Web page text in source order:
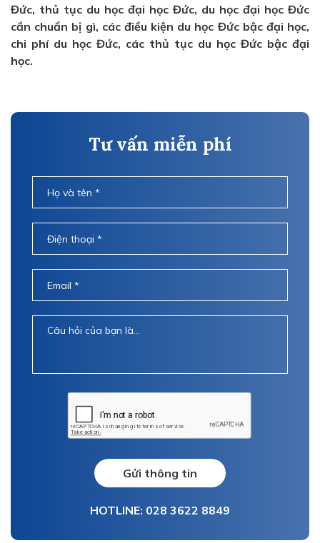
Đức, thủ tục du học đại học Đức, du học đại học Đức
cần chuẩn bị gì, các điều kiện du học Đức bậc đại học,
chi phí du học Đức, các thủ tục du học Đức bậc đại
học.
Tư vấn miễn phí
Gửi thông tin
HOTLINE: 028 3622 8849